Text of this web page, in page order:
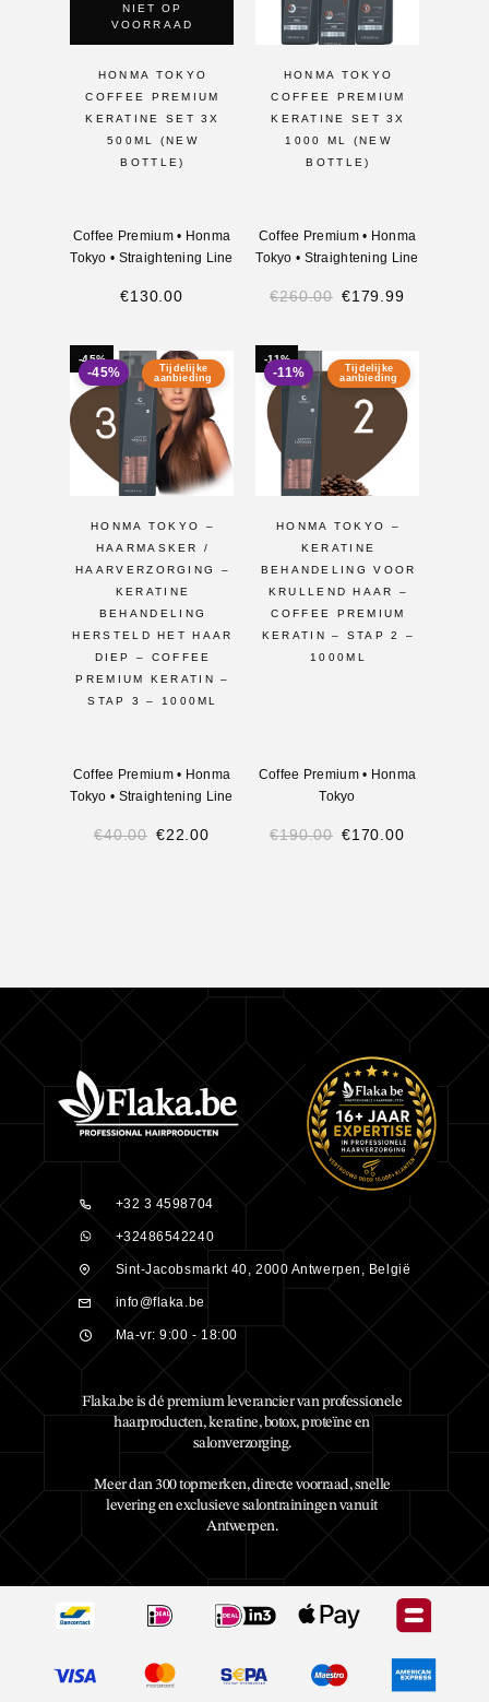
NIET OP
VOORRAAD
HONMA TOKYO
COFFEE PREMIUM
KERATINE SET 3X
500ML (NEW
BOTTLE)
Coffee Premium• Honma
Tokyo • Straightening Line
€130.00
HONMA TOKYO
COFFEE PREMIUM
KERATINE SET 3X
1000 ML (NEW
BOTTLE)
Coffee Premium• Honma
Tokyo • Straightening Line
€260.00 €179.99
-45%
Tijdelijke
aanbieding
-45%
HONMA TOKYO –
HAARMASKER /
HAARVERZORGING –
KERATINE
BEHANDELING
HERSTELD HET HAAR
DIEP – COFFEE
PREMIUM KERATIN –
STAP 3 – 1000ML
Coffee Premium• Honma
Tokyo • Straightening Line
€40.00 €22.00
-11%
Tijdelijke
aanbieding
-11%
HONMA TOKYO –
KERATINE
BEHANDELING VOOR
KRULLEND HAAR –
COFFEE PREMIUM
KERATIN – STAP 2 –
1000ML
Coffee Premium• Honma
Tokyo
€190.00 €170.00
+32 3 4598704
+32486542240
Sint-Jacobsmarkt 40, 2000 Antwerpen, België
info@flaka.be
Ma-vr: 9:00 - 18:00
Flaka.be is dé premium leverancier van professionele
haarproducten, keratine, botox, proteïne en
salonverzorging.
Meer dan 300 topmerken, directe voorraad, snelle
levering en exclusieve salontrainingen vanuit
Antwerpen.